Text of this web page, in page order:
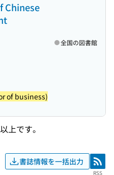
Chinese
全国の図書館
of business)
上です。
書誌情報を一括出力 RSS
RSS